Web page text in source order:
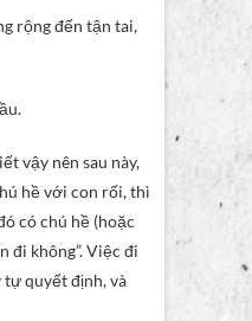
rộng đến tận tai,
vậy nên sau này,
hề với con rối, thì
có chú hề (hoặc
đi không”. Việc đi
tự quyết định, và